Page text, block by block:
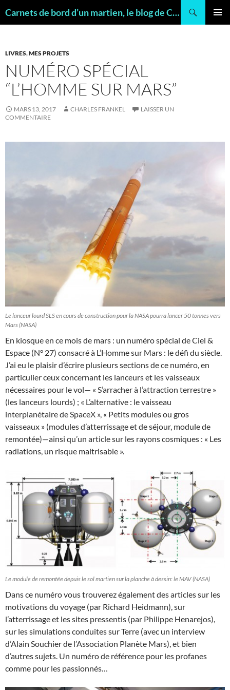
Carnets de bord d’un martien, le blog de Charles FRANKEL, géologue
LIVRES,MES PROJETS
NUMÉRO SPÉCIAL
“L’HOMME SUR MARS”
MARS 13, 2017 CHARLES FRANKEL
LAISSER UN
COMMENTAIRE
Le lanceur lourd SLS en cours de construction pour la NASA pourra lancer 50 tonnes vers
Mars (NASA)
En kiosque en ce mois de mars : un numéro spécial de Ciel &
Espace (N° 27) consacré à L’Homme sur Mars : le défi du siècle.
J’ai eu le plaisir d’écrire plusieurs sections de ce numéro, en
particulier ceux concernant les lanceurs et les vaisseaux
nécessaires pour le vol— « S’arracher à l’attraction terrestre »
(les lanceurs lourds) ; « L’alternative : le vaisseau
interplanétaire de SpaceX », « Petits modules ou gros
vaisseaux » (modules d’atterrissage et de séjour, module de
remontée)—ainsi qu’un article sur les rayons cosmiques : « Les
radiations, un risque maitrisable ».
Le module de remontée depuis le sol martien sur la planche à dessin: le MAV (NASA)
Dans ce numéro vous trouverez également des articles sur les
motivations du voyage (par Richard Heidmann), sur
l’atterrissage et les sites pressentis (par Philippe Henarejos),
sur les simulations conduites sur Terre (avec un interview
d’Alain Souchier de l’Association Planète Mars), et bien
d’autres sujets. Un numéro de référence pour les profanes
comme pour les passionnés…